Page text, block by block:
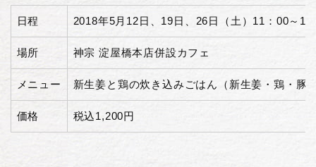
日程 2018年5月12日、19日、26日（土）11：00～
場所 神宗 淀屋橋本店併設カフェ
メニュー 新生姜と鶏の炊き込みごはん（新生姜・鶏・豚
価格 税込1,200円